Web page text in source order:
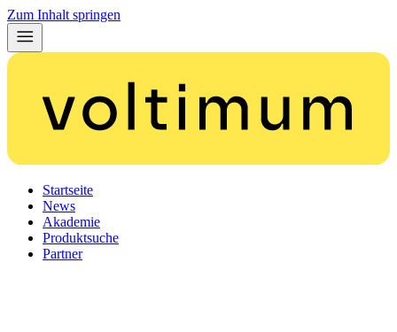
Zum Inhalt springen
Startseite
News
Akademie
Produktsuche
Partner